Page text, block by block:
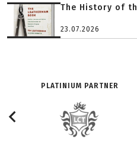
The History of
23.07.2026
PLATINIUM PARTNER